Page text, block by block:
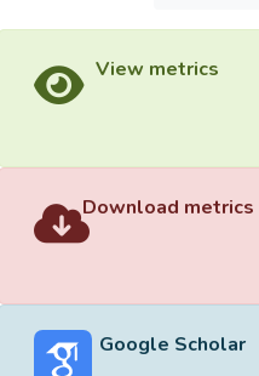
View metrics
Download metrics
Google Scholar